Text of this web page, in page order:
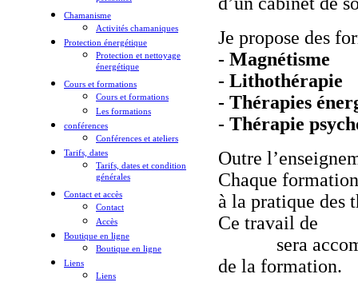
Chamanisme
Activités chamaniques
Protection énergétique
Protection et nettoyage
énergétique
Cours et formations
Cours et formations
Les formations
conférences
Conférences et ateliers
Tarifs, dates
Tarifs, dates et condition
générales
Contact et accès
Contact
Accès
Boutique en ligne
Boutique en ligne
Liens
Liens
Je propose des
- Magnétisme
- Lithothérapie
- Thérapies
- Thérapie
Outre
Chaque
à la pratique des
Ce travail de
sera
de la formation.